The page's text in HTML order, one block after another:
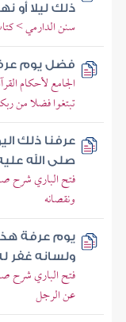
ذلك ليلا أو
سنن الدارمي >
فضل يوم
الجامع لأحكام
تبتغوا فضلا من
عرفنا ذلك
صلى الله
فتح الباري شرح
ونقصانه
يوم عرفة
ولسانه غفر
فتح الباري شرح
عن الرجل